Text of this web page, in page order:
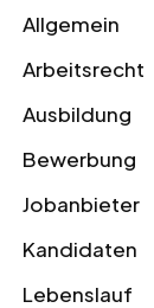
Allgemein
Arbeitsrecht
Ausbildung
Bewerbung
Jobanbieter
Kandidaten
Lebenslauf